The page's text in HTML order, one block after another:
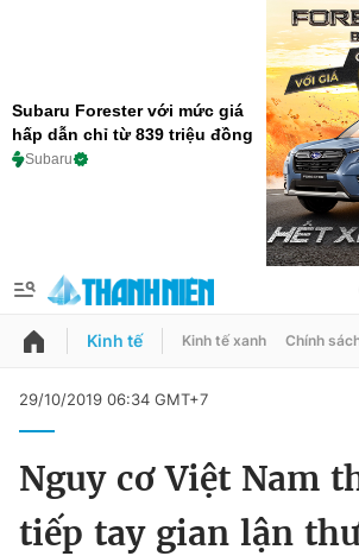
Subaru Forester với mức giá
hấp dẫn chỉ từ 839 triệu đồng
Subaru
QUẢNG CÁO
Chuyên mục
Đổi mật khẩu
Tin đã lưu
Kinh tế Kinh tế xanh Chính
29/10/2019 06:34 GMT+7
Nguy cơ Việt Nam
tiếp tay gian lận